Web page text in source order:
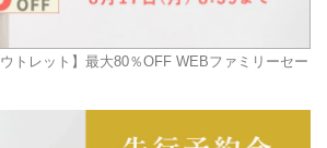
トレット】最大80％OFF WEBファミリーセー